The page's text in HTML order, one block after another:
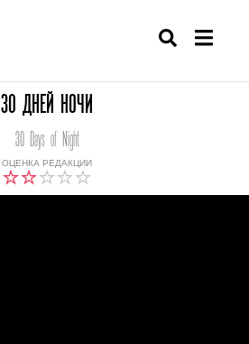
30 ДНЕЙ НОЧИ
ОЦЕНКА РЕДАКЦИИ
30 Days of Night